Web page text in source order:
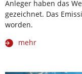
Anleger haben das
gezeichnet. Das
worden.
mehr